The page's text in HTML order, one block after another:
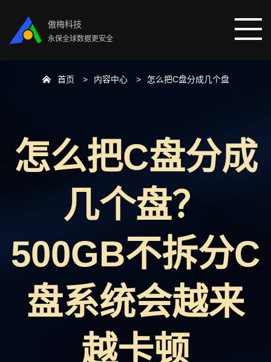
傲梅科技
永保全球数据更安全
数据恢复
下载中心
首页 内容中心 怎么把C盘分成几个盘
怎么把C盘分成
几个盘？
500GB不拆分C
盘系统会越来
越卡顿